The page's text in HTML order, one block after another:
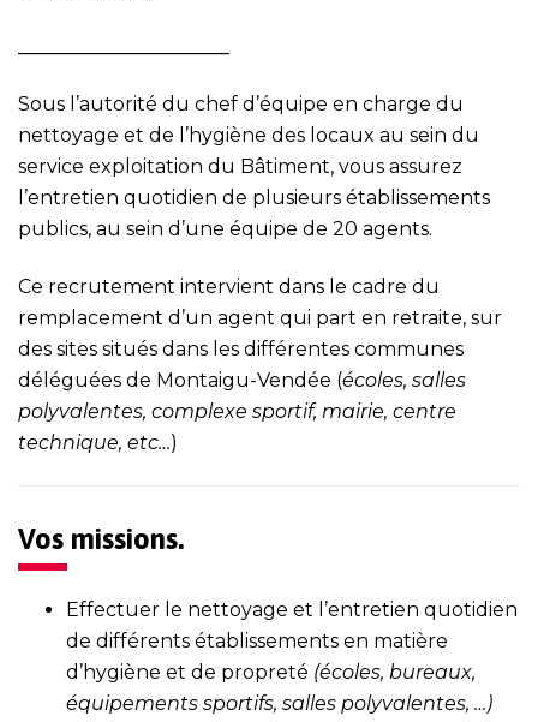
Sous l’autorité du chef d’équipe en charge du
nettoyage et de l’hygiène des locaux au sein du
service exploitation du Bâtiment, vous assurez
l’entretien quotidien de plusieurs établissements
publics, au sein d’une équipe de 20 agents.
Ce recrutement intervient dans le cadre du
remplacement d’un agent qui part en retraite, sur
des sites situés dans les différentes communes
déléguées de Montaigu-Vendée (écoles, salles
polyvalentes, complexe sportif, mairie, centre
technique, etc…)
Vos missions.
Effectuer le nettoyage et l’entretien quotidien
de différents établissements en matière
d’hygiène et de propreté (écoles, bureaux,
équipements sportifs, salles polyvalentes, …)